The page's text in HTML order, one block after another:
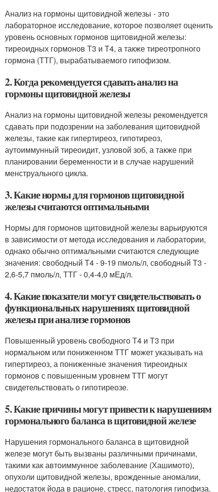
Анализ на гормоны щитовидной железы - это
лабораторное исследование, которое позволяет оценить
уровень основных гормонов щитовидной железы:
тиреоидных гормонов Т3 и Т4, а также тиреотропного
гормона (ТТГ), вырабатываемого гипофизом.
2. Когда рекомендуется сдавать анализ на
гормоны щитовидной железы
Анализ на гормоны щитовидной железы рекомендуется
сдавать при подозрении на заболевания щитовидной
железы, такие как гипертиреоз, гипотиреоз,
аутоиммунный тиреоидит, узловой зоб, а также при
планировании беременности и в случае нарушений
менструального цикла.
3. Какие нормы для гормонов щитовидной
железы считаются оптимальными
Нормы для гормонов щитовидной железы варьируются
в зависимости от метода исследования и лаборатории,
однако обычно оптимальными считаются следующие
значения: свободный Т4 - 9-19 пмоль/л, свободный Т3 -
2,6-5,7 пмоль/л, ТТГ - 0,4-4,0 мЕд/л.
4. Какие показатели могут свидетельствовать о
функциональных нарушениях щитовидной
железы при анализе гормонов
Повышенный уровень свободного Т4 и Т3 при
нормальном или пониженном ТТГ может указывать на
гипертиреоз, а пониженные значения тиреоидных
гормонов с повышенным уровнем ТТГ могут
свидетельствовать о гипотиреозе.
5. Какие причины могут привести к нарушениям
гормонального баланса в щитовидной железе
Нарушения гормонального баланса в щитовидной
железе могут быть вызваны различными причинами,
такими как автоиммунное заболевание (Хашимото),
опухоли щитовидной железы, врожденные аномалии,
недостаток йода в рационе, стресс, патология гипофиза.